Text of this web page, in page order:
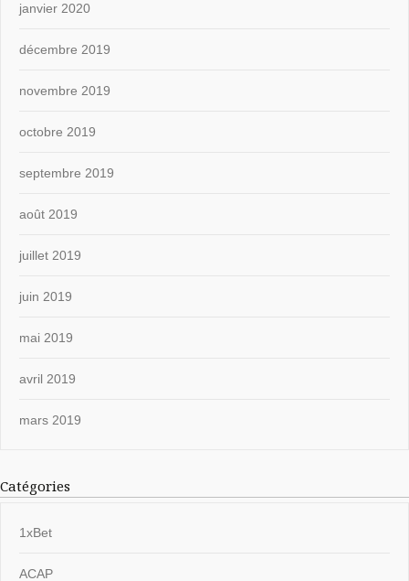
janvier 2020
décembre 2019
novembre 2019
octobre 2019
septembre 2019
août 2019
juillet 2019
juin 2019
mai 2019
avril 2019
mars 2019
Catégories
1xBet
ACAP